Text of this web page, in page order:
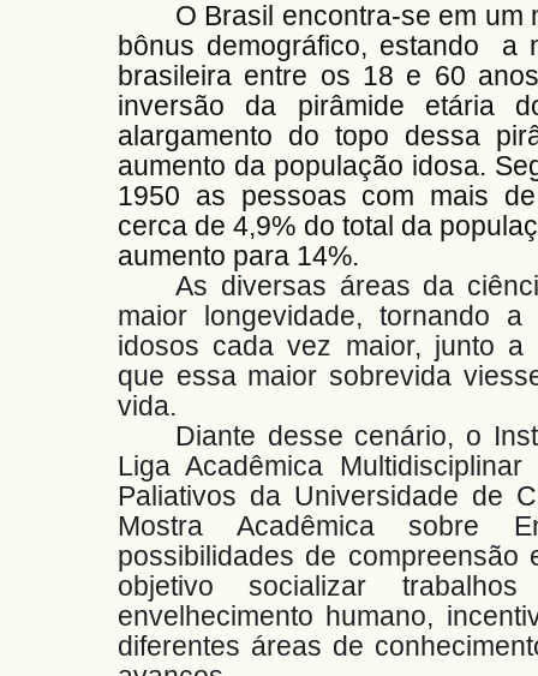
O Brasil encontra-se em um
bônus demográfico, estando a
brasileira entre os 18 e 60
inversão da pirâmide etária
alargamento do topo dessa
aumento da população idosa.
1950 as pessoas com mais
cerca de 4,9% do total da
aumento para 14%.
As diversas áreas da
maior longevidade, tornando
idosos cada vez maior, junto a
que essa maior sobrevida
vida.
Diante desse cenário, o
Liga Acadêmica
Paliativos da Universidade de
Mostra Acadêmica sobre
possibilidades de compreensão
objetivo socializar
envelhecimento humano,
diferentes áreas de